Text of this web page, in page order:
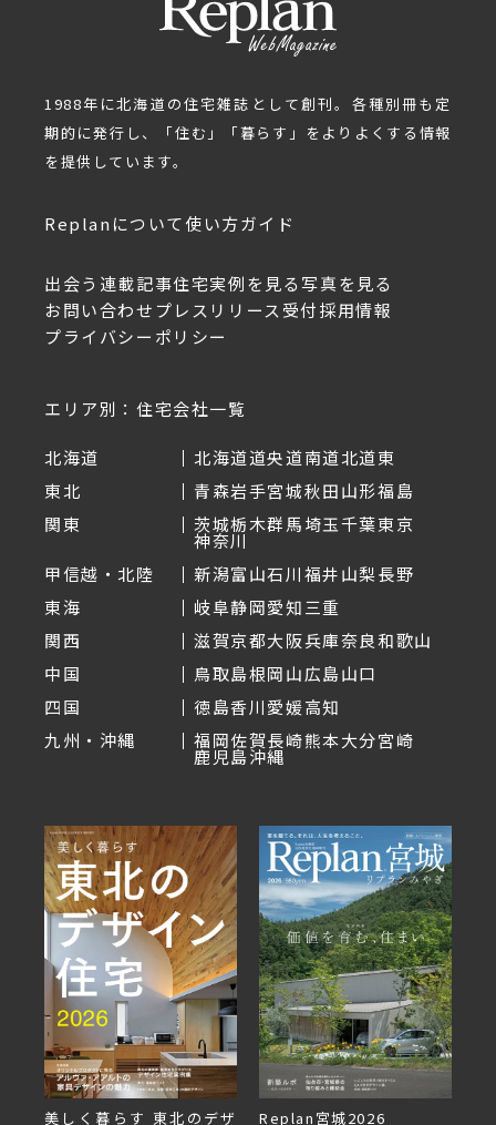
1988年に北海道の住宅雑誌として創刊。各種別冊も定
期的に発行し、「住む」「暮らす」をよりよくする情報
を提供しています。
Replanについて使い方ガイド
出会う 連載記事住宅実例を見る写真を見る
お問い合わせ プレスリリース受付採用情報
プライバシーポリシー
エリア別：住宅会社一覧
北海道 北海道道央道南道北道東
東北
青森岩手宮城秋田山形福島
関東
茨城栃木群馬埼玉千葉東京
神奈川
甲信越・北陸
新潟富山石川福井山梨長野
東海
岐阜静岡愛知三重
関西
滋賀京都大阪兵庫奈良和歌山
中国
鳥取島根岡山広島山口
四国
徳島香川愛媛高知
九州・沖縄
福岡佐賀長崎熊本大分宮崎
鹿児島沖縄
Replan宮城2026 Replan北海道VOL.153